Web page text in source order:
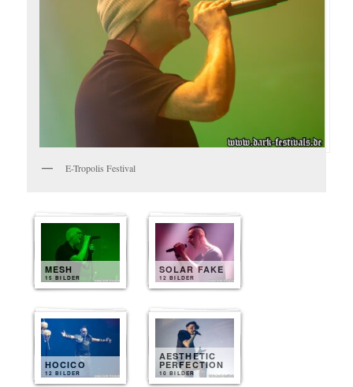
E-Tropolis Festival
MESH
15 BILDER
SOLAR FAKE
12 BILDER
HOCICO
12 BILDER
AESTHETIC
PERFECTION
10 BILDER